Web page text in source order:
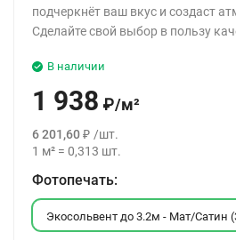
подчеркнёт ваш вкус и создаст
Сделайте свой выбор в пользу
В наличии
1 938 ₽/м²
6 201,60₽ /шт.
1 м² = 0,313 шт.
Фотопечать:
Экосольвент до 3.2м - Мат/Сатин